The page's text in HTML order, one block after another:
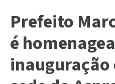
Prefeito
é
inauguração